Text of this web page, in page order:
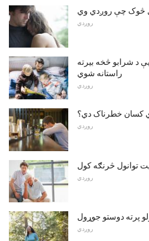
څوک چې روږدي وي
روږدي
د شرابو څخه بیرته
راستانه شوي
روږدي
کسان خطرناک دي؟
روږدي
توانول څرنګه کول
روږدي
پرته دوستو جوړول
روږدي